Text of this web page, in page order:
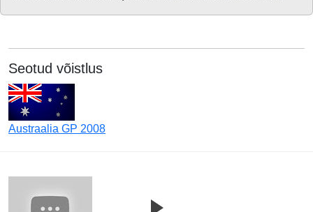
Seotud võistlus
Austraalia GP 2008